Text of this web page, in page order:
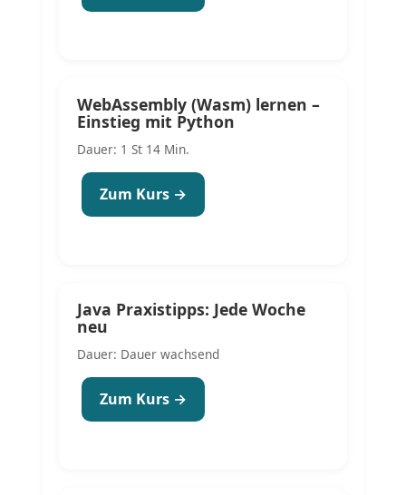
WebAssembly (Wasm) lernen –
Einstieg mit Python
Dauer: 1 St 14 Min.
Zum Kurs →
Java Praxistipps: Jede Woche
neu
Dauer: Dauer wachsend
Zum Kurs →